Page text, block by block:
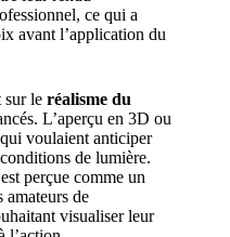
ce qui a
avant l’application du
sur le réalisme du
L’aperçu en 3D ou
voulaient anticiper
de lumière.
perçue comme un
amateurs de
visualiser leur